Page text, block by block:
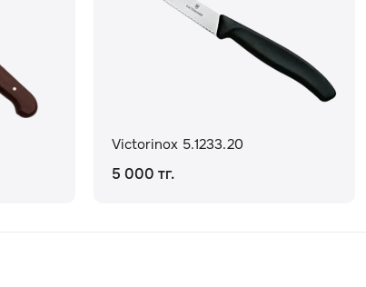
Victorinox 5.1233.20
5 000 тг.